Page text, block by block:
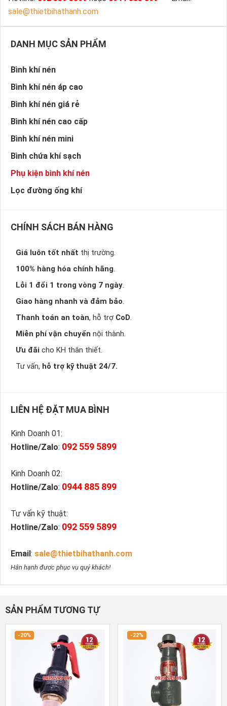
DANH MỤC SẢN PHẨM
Bình khí nén
Bình khí nén áp cao
Bình khí nén giá rẻ
Bình khí nén cao cấp
Bình khí nén mini
Bình chứa khí sạch
Phụ kiện bình khí nén
Lọc đường ống khí
CHÍNH SÁCH BÁN HÀNG
Giá luôn tốt nhất thị trường.
100% hàng hóa chính hãng.
Lỗi 1 đổi 1 trong vòng 7 ngày.
Giao hàng nhanh và đảm bảo.
Thanh toán an toàn, hỗ trợ CoD.
Miễn phí vận chuyển nội thành.
Ưu đãi cho KH thân thiết.
Tư vấn, hỗ trợ kỹ thuật 24/7.
LIÊN HỆ ĐẶT MUA BÌNH
Kinh Doanh 01:
Hotline/Zalo: 092 559 5899
Kinh Doanh 02:
Hotline/Zalo: 0944 885 899
Tư vấn kỹ thuật:
Hotline/Zalo: 092 559 5899
Email: sale@thietbihathanh.com
Hân hạnh được phục vụ quý khách!
sale@thietbihathanh.com
SẢN PHẨM TƯƠNG TỰ
-20% -22%